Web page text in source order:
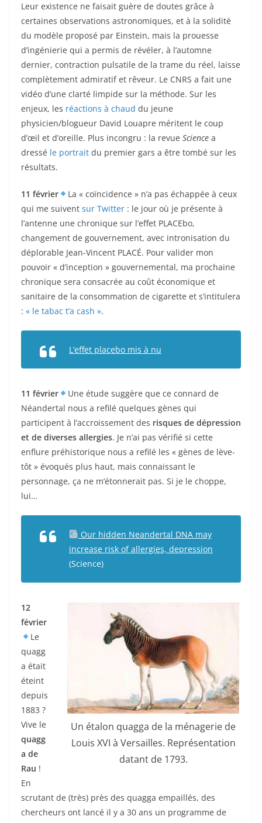
Leur existence ne faisait guère de doutes grâce à
certaines observations astronomiques, et à la solidité
du modèle proposé par Einstein, mais la prouesse
d’ingénierie qui a permis de révéler, à l’automne
dernier, contraction pulsatile de la trame du réel, laisse
complètement admiratif et rêveur. Le CNRS a fait une
vidéo d’une clarté limpide sur la méthode. Sur les
enjeux, les réactions à chaud du jeune
physicien/blogueur David Louapre méritent le coup
d’œil et d’oreille. Plus incongru : la revue Science a
dressé le portrait du premier gars a être tombé sur les
résultats.
11 février
La « coïncidence » n’a pas échappée à ceux
qui me suivent sur Twitter : le jour où je présente à
l’antenne une chronique sur l’effet PLACEbo,
changement de gouvernement, avec intronisation du
déplorable Jean-Vincent PLACÉ. Pour valider mon
pouvoir « d’inception » gouvernemental, ma prochaine
chronique sera consacrée au coût économique et
sanitaire de la consommation de cigarette et s’intitulera
: « le tabac t’a cash ».
L’effet placebo mis à nu
11 février
Une étude suggère que ce connard de
Néandertal nous a refilé quelques gènes qui
participent à l’accroissement des risques de dépression
et de diverses allergies. Je n’ai pas vérifié si cette
enflure préhistorique nous a refilé les « gènes de lève-
tôt » évoqués plus haut, mais connaissant le
personnage, ça ne m’étonnerait pas. Si je le choppe,
lui…
Our hidden Neandertal DNA may
increase risk of allergies, depression
(Science)
Un étalon quagga de la ménagerie de
Louis XVI à Versailles. Représentation
datant de 1793.
12
février
Le
quagg
a était
éteint
depuis
1883 ?
Vive le
quagg
a de
Rau !
En
scrutant de (très) près des quagga empaillés, des
chercheurs ont lancé il y a 30 ans un programme de